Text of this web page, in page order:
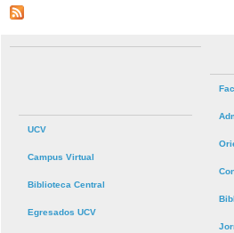
UCV
Campus Virtual
Biblioteca Central
Egresados UCV